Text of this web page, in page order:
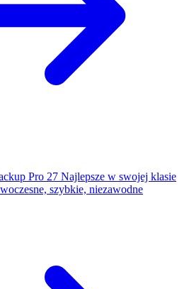
Pro 27 Najlepsze w swojej klasie
szybkie, niezawodne